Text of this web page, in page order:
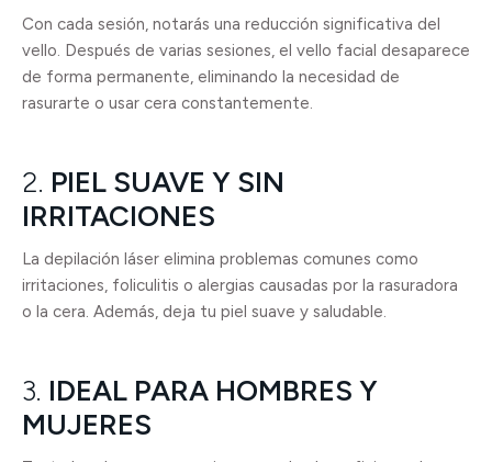
Con cada sesión, notarás una reducción significativa del
vello. Después de varias sesiones, el vello facial desaparece
de forma permanente, eliminando la necesidad de
rasurarte o usar cera constantemente.
2. PIEL SUAVE Y SIN
IRRITACIONES
La depilación láser elimina problemas comunes como
irritaciones, foliculitis o alergias causadas por la rasuradora
o la cera. Además, deja tu piel suave y saludable.
3. IDEAL PARA HOMBRES Y
MUJERES